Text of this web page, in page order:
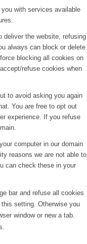
with services available
deliver the website, refusing
always can block or delete
blocking all cookies on
refuse cookies when
to avoid asking you again
You are free to opt out
experience. If you refuse
computer in our domain
reasons we are not able to
can check these in your
bar and refuse all cookies
setting. Otherwise you
window or new a tab.